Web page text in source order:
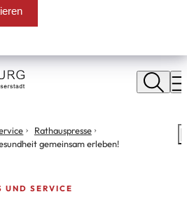
Rathauspresse
gemeinsam erleben!
UND SERVICE